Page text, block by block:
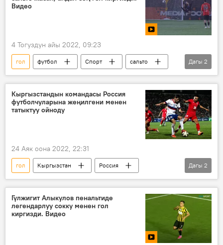
Видео
4 Тогуздун айы 2022, 09:23
гол футбол Спорт
сальто
Россия
Видео
Дагы 2
Кыргызстандын командасы Россия
футболчуларына жеңилгени менен
татыктуу ойноду
24 Аяк оона 2022, 22:31
гол Кыргызстан
Россия
футбол
курама команда жеңиш
Дагы 2
Гүлжигит Алыкулов пенальтиде
легендарлуу сокку менен гол
киргизди. Видео